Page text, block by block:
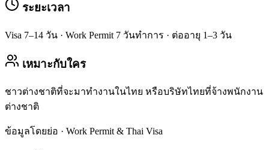
ระยะเวลา
Visa 7–14 วัน · Work Permit 7 วันทำการ · ต่ออายุ 1–3 วัน
เหมาะกับใคร
ชาวต่างชาติที่จะมาทำงานในไทย หรือบริษัทไทยที่จ้างพนักงาน
ต่างชาติ
ข้อมูลโดยย่อ · Work Permit & Thai Visa